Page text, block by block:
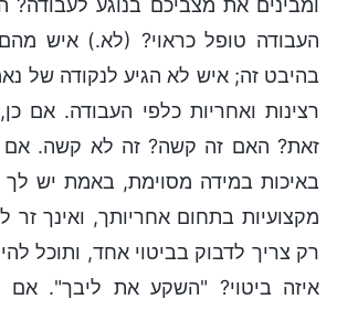
ומבינים את מצביכם בנוגע
העבודה טופל כראוי? (לא.) איש
בהיבט זה; איש לא הגיע לנקודה של
רצינות ואחריות כלפי העבודה. אם
זאת? האם זה קשה? זה לא קשה. אם
באיכות במידה מסוימת, באמת יש לך
מקצועיות בתחום אחריותך, ואינך זר
רק צריך לדבוק בביטוי אחד, ותוכל
איזה ביטוי? "השקע את ליבך".